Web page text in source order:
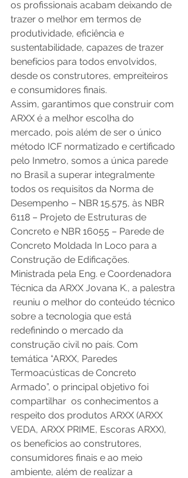
os profissionais acabam deixando de
trazer o melhor em termos de
produtividade, eficiência e
sustentabilidade, capazes de trazer
benefícios para todos envolvidos,
desde os construtores, empreiteiros
e consumidores finais.
Assim, garantimos que construir com
ARXX é a melhor escolha do
mercado, pois além de ser o único
método ICF normatizado e certificado
pelo Inmetro, somos a única parede
no Brasil a superar integralmente
todos os requisitos da Norma de
Desempenho – NBR 15.575, às NBR
6118 – Projeto de Estruturas de
Concreto e NBR 16055 – Parede de
Concreto Moldada In Loco para a
Construção de Edificações.
Ministrada pela Eng. e Coordenadora
Técnica da ARXX Jovana K., a palestra
reuniu o melhor do conteúdo técnico
sobre a tecnologia que está
redefinindo o mercado da
construção civil no país. Com
temática “ARXX, Paredes
Termoacústicas de Concreto
Armado”, o principal objetivo foi
compartilhar  os conhecimentos a
respeito dos produtos ARXX (ARXX
VEDA, ARXX PRIME, Escoras ARXX),
os benefícios ao construtores,
consumidores finais e ao meio
ambiente, além de realizar a